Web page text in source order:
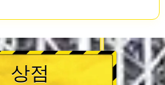
상점